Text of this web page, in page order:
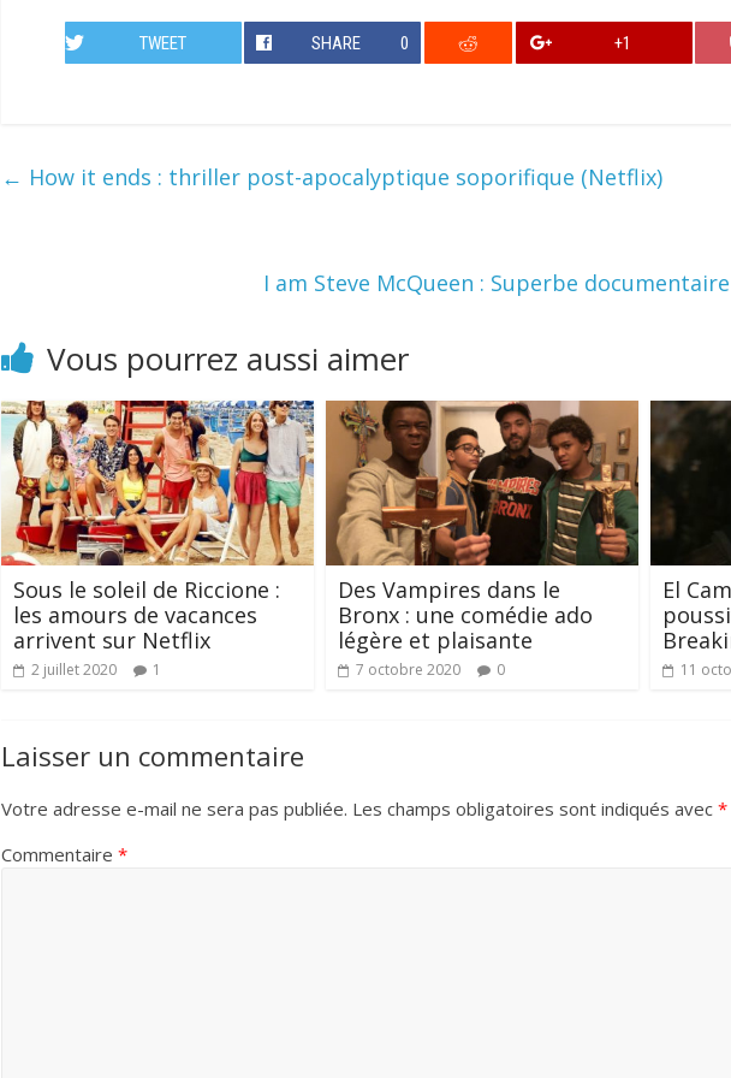
TWEET SHARE 0 +1
← How it ends : thriller post-apocalyptique soporifique (Netflix)
I am Steve McQueen : Superbe
Vous pourrez aussi aimer
Sous le soleil de Riccione :
les amours de vacances
arrivent sur Netflix
2 juillet 2020 1
Des Vampires dans le
Bronx : une comédie ado
légère et plaisante
7 octobre 2020 0
El
11
Laisser un commentaire
Votre adresse e-mail ne sera pas publiée. Les champs obligatoires sont indiqués avec *
Commentaire *